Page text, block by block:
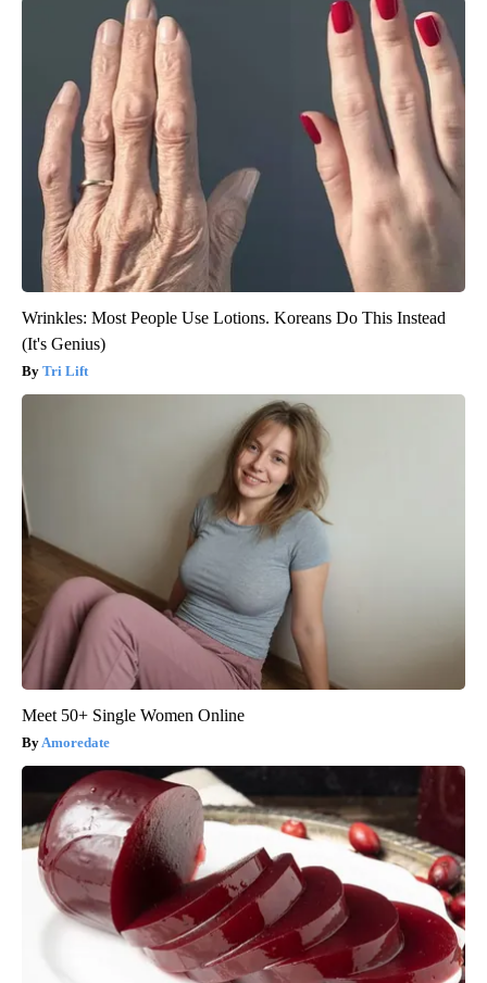
Wrinkles: Most People Use Lotions. Koreans Do This Instead
(It's Genius)
Tri Lift
Meet 50+ Single Women Online
Amoredate